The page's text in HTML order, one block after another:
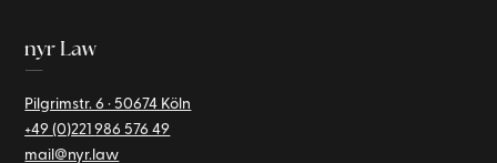
nyr Law
—
Pilgrimstr. 6 · 50674 Köln
+49 (0)221986 576 49
mail@nyr.law